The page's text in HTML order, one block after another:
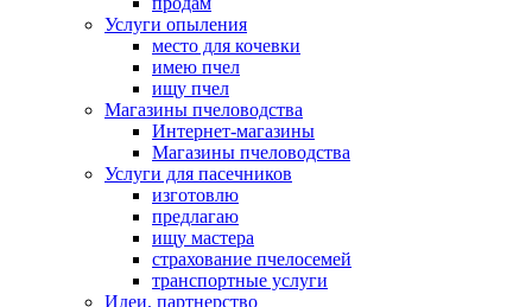
Услуги опыления
место для кочевки
имею пчел
ищу пчел
Магазины пчеловодства
Интернет-магазины
Магазины пчеловодства
Услуги для пасечников
изготовлю
предлагаю
ищу мастера
страхование пчелосемей
транспортные услуги
Идеи, партнерство